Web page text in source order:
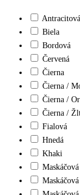
Antracitová
Biela
Bordová
Červená
Čierna
Čierna /
Čierna /
Čierna /
Fialová
Hnedá
Khaki
Maskáčová